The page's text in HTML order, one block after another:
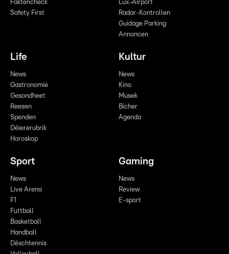
Faktencheck
Safety First
Lux-Airport
Radar-Kontrollen
Guidage Parking
Annoncen
Life
News
Gastronomie
Gesondheet
Reesen
Spenden
Déiererubrik
Horoskop
Kultur
News
Kino
Musek
Bicher
Agenda
Sport
News
Live Arena
F1
Futtball
Basketball
Handball
Dëschtennis
Gaming
News
Review
E-sport